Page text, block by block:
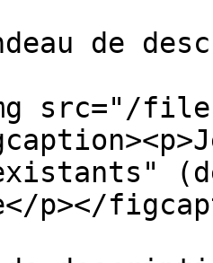
de
src="/files/
existants"
p></